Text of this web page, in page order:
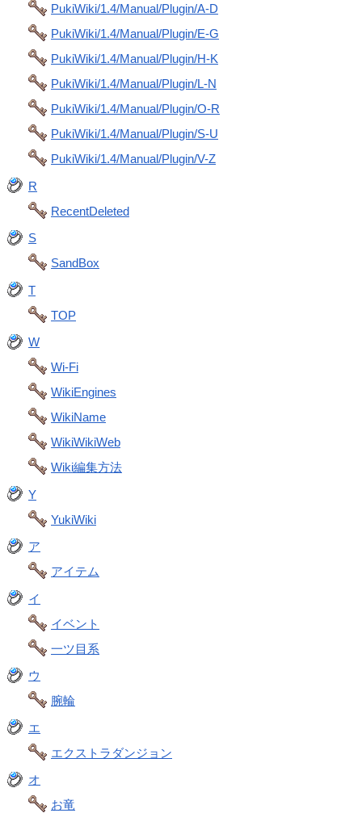
PukiWiki/1.4/Manual/Plugin/A-D
PukiWiki/1.4/Manual/Plugin/E-G
PukiWiki/1.4/Manual/Plugin/H-K
PukiWiki/1.4/Manual/Plugin/L-N
PukiWiki/1.4/Manual/Plugin/O-R
PukiWiki/1.4/Manual/Plugin/S-U
PukiWiki/1.4/Manual/Plugin/V-Z
R
RecentDeleted
S
SandBox
T
TOP
W
Wi-Fi
WikiEngines
WikiName
WikiWikiWeb
Wiki編集方法
Y
YukiWiki
ア
アイテム
イ
イベント
一ツ目系
ウ
腕輪
エ
エクストラダンジョン
オ
お竜